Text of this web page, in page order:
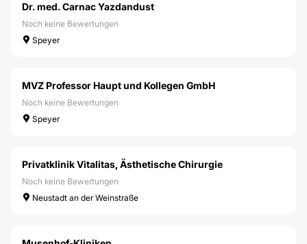
Dr. med. Carnac Yazdandust
Noch keine Bewertungen
Speyer
MVZ Professor Haupt und Kollegen GmbH
Noch keine Bewertungen
Speyer
Privatklinik Vitalitas, Ästhetische Chirurgie
Noch keine Bewertungen
Neustadt an der Weinstraße